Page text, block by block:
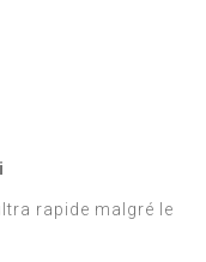
rapide malgré le